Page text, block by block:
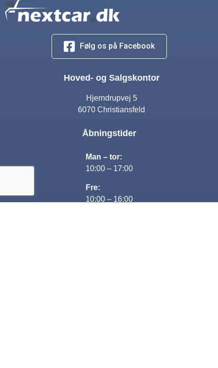
Følg os på Facebook
Hoved- og Salgskontor
Hjerndrupvej 5
6070 Christiansfeld
Åbningstider
Man – tor:
10:00 – 17:00
Fre:
10:00 – 16:00